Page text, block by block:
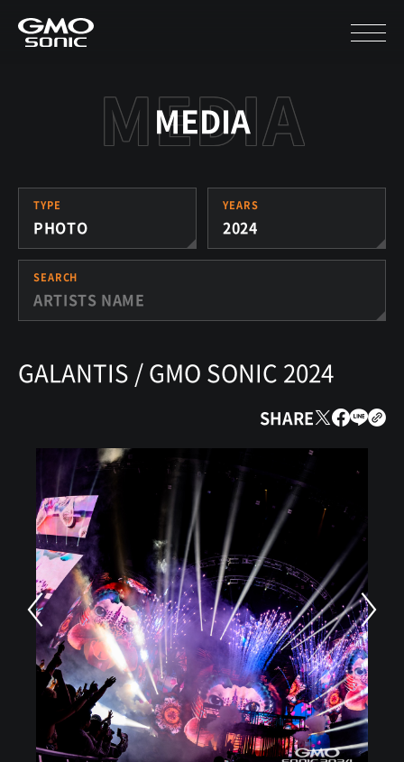
MEDIA
TYPE
PHOTO
YEARS
2024
SEARCH
GALANTIS / GMO SONIC 2024
SHARE